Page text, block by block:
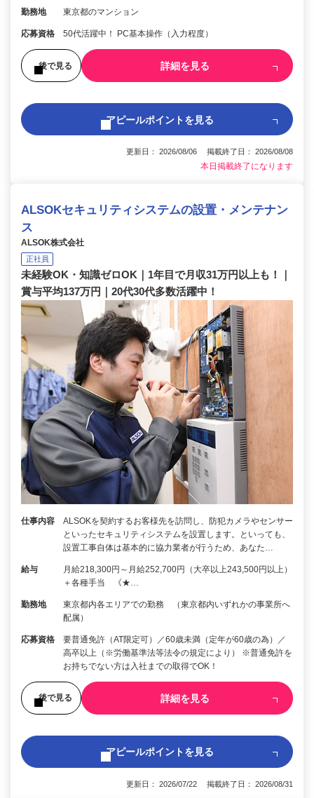
勤務地 東京都のマンション
応募資格 50代活躍中！ PC基本操作（入力程度）
後で見る 詳細を見る
アピールポイントを見る
更新日： 2026/08/06 掲載終了日： 2026/08/08
本日掲載終了になります
ALSOKセキュリティシステムの設置・メンテナン
ス
ALSOK株式会社
正社員
未経験OK・知識ゼロOK｜1年目で月収31万円以上も！｜
賞与平均137万円｜20代30代多数活躍中！
仕事内容
ALSOKを契約するお客様先を訪問し、防犯カメラやセンサー
といったセキュリティシステムを設置します。といっても、
設置工事自体は基本的に協力業者が行うため、あなた…
給与
月給218,300円～月給252,700円（大卒以上243,500円以上）
＋各種手当 《★…
勤務地
東京都内各エリアでの勤務 （東京都内いずれかの事業所へ
配属）
応募資格
要普通免許（AT限定可）／60歳未満（定年が60歳の為）／
高卒以上（※労働基準法等法令の規定により） ※普通免許を
お持ちでない方は入社までの取得でOK！
後で見る 詳細を見る
アピールポイントを見る
更新日： 2026/07/22 掲載終了日： 2026/08/31